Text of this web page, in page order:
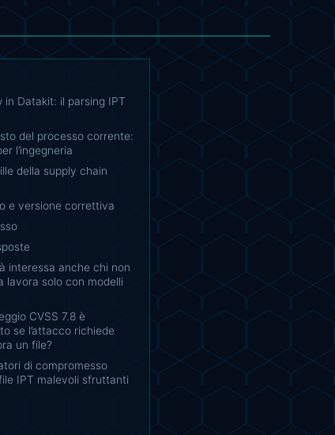
in Datakit: il parsing IPT
del processo corrente:
l’ingegneria
della supply chain
e versione correttiva
interessa anche chi non
lavora solo con modelli
CVSS 7.8 è
se l’attacco richiede
un file?
di compromesso
IPT malevoli sfruttanti